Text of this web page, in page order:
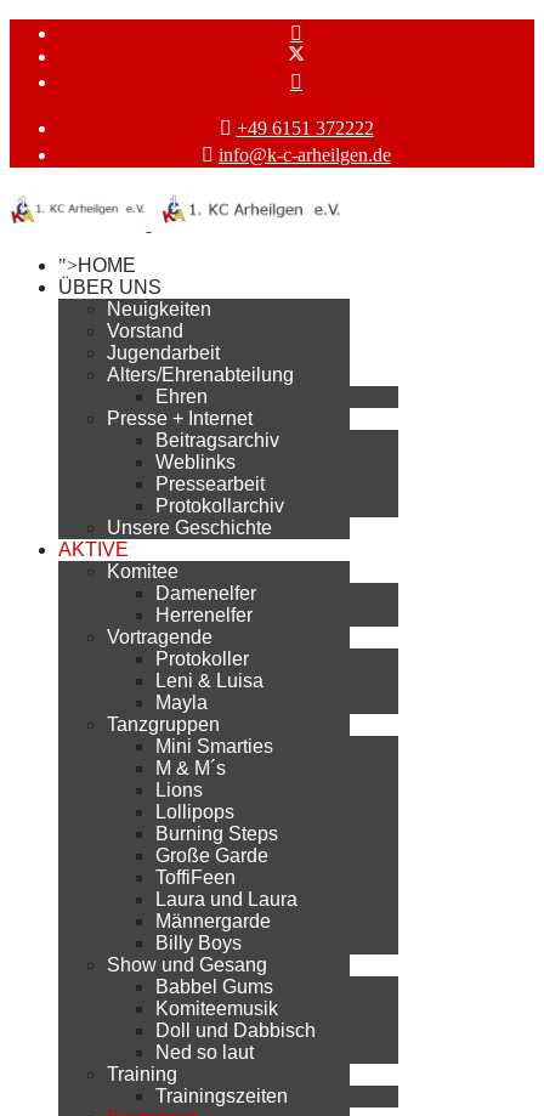
+49 6151 372222
info@k-c-arheilgen.de
">HOME
ÜBER UNS
Neuigkeiten
Vorstand
Jugendarbeit
Alters/Ehrenabteilung
Ehren
Presse + Internet
Beitragsarchiv
Weblinks
Pressearbeit
Protokollarchiv
Unsere Geschichte
AKTIVE
Komitee
Damenelfer
Herrenelfer
Vortragende
Protokoller
Leni & Luisa
Mayla
Tanzgruppen
Mini Smarties
M & M´s
Lions
Lollipops
Burning Steps
Große Garde
ToffiFeen
Laura und Laura
Männergarde
Billy Boys
Show und Gesang
Babbel Gums
Komiteemusik
Doll und Dabbisch
Ned so laut
Training
Trainingszeiten